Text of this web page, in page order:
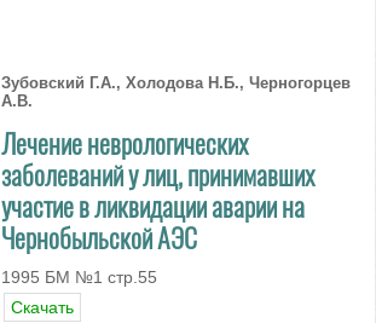
Зубовский Г.А., Холодова Н.Б., Черногорцев
А.В.
Лечение неврологических
заболеваний у лиц, принимавших
участие в ликвидации аварии на
Чернобыльской АЭС
1995 БМ №1 стр.55
Скачать